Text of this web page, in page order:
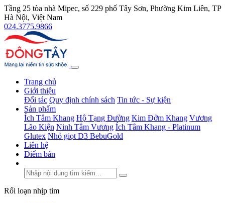
Tầng 25 tòa nhà Mipec, số 229 phố Tây Sơn, Phường Kim Liên, TP
Hà Nội, Việt Nam
024.3775.9866
Trang chủ
Giới thiệu
Đối tác Quy định chính sách Tin tức - Sự kiện
Sản phẩm
Ích Tâm Khang Hộ Tạng Đường Kim Đởm Khang Vương
Lão Kiện Ninh Tâm Vương Ích Tâm Khang - Platinum
Glutex Nhỏ giọt D3 BebuGold
Liên hệ
Điểm bán
Rối loạn nhịp tim